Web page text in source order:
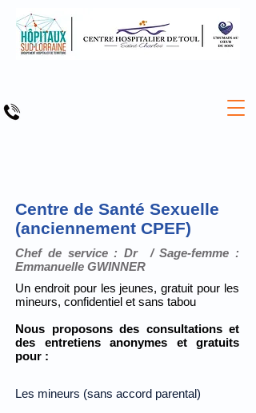
Centre de Santé Sexuelle
(anciennement CPEF)
Chef de service : Dr / Sage-femme :
Emmanuelle GWINNER
Un endroit pour les jeunes, gratuit pour les
mineurs, confidentiel et sans tabou
Nous proposons des consultations et
des entretiens anonymes et gratuits
pour :
Les mineurs (sans accord parental)